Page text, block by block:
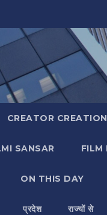
CREATOR CREATION
SANSAR FILM
ON THIS DAY
प्रदेश राज्यों से